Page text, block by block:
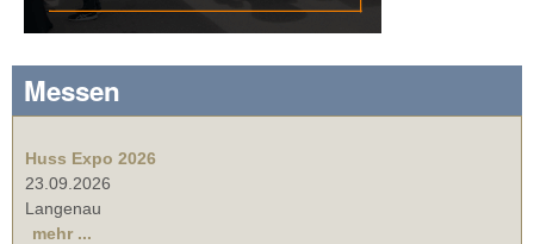
Messen
Huss Expo 2026
23.09.2026
Langenau
mehr ...